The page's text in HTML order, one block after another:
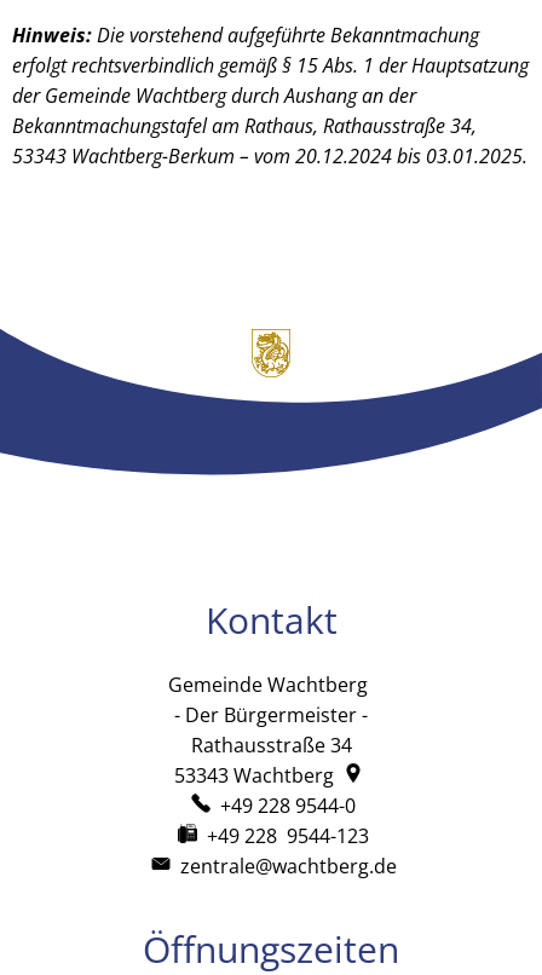
Hinweis:Die vorstehend aufgeführte Bekanntmachung
erfolgt rechtsverbindlich gemäß § 15 Abs. 1 der Hauptsatzung
der Gemeinde Wachtberg durch Aushang an der
Bekanntmachungstafel am Rathaus, Rathausstraße 34,
53343 Wachtberg-Berkum – vom 20.12.2024 bis 03.01.2025.
Kontakt
Gemeinde Wachtberg
- Der Bürgermeister -
Rathausstraße 34
53343Wachtberg
+49 228 9544-0
+49 228 9544-123
zentrale@wachtberg.de
Öffnungszeiten